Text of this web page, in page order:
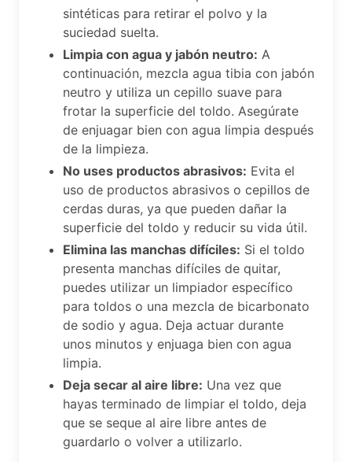
sintéticas para retirar el polvo y la
suciedad suelta.
Limpia con agua y jabón neutro: A
continuación, mezcla agua tibia con jabón
neutro y utiliza un cepillo suave para
frotar la superficie del toldo. Asegúrate
de enjuagar bien con agua limpia después
de la limpieza.
No uses productos abrasivos: Evita el
uso de productos abrasivos o cepillos de
cerdas duras, ya que pueden dañar la
superficie del toldo y reducir su vida útil.
Elimina las manchas difíciles: Si el toldo
presenta manchas difíciles de quitar,
puedes utilizar un limpiador específico
para toldos o una mezcla de bicarbonato
de sodio y agua. Deja actuar durante
unos minutos y enjuaga bien con agua
limpia.
Deja secar al aire libre: Una vez que
hayas terminado de limpiar el toldo, deja
que se seque al aire libre antes de
guardarlo o volver a utilizarlo.